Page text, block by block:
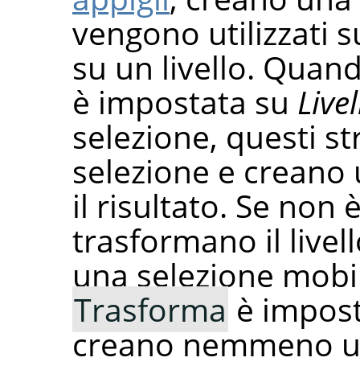
vengono utilizzati
su un livello.
è impostata su
selezione, questi
selezione e
il risultato. Se non
trasformano il
una selezione
Trasforma è
creano nemmeno